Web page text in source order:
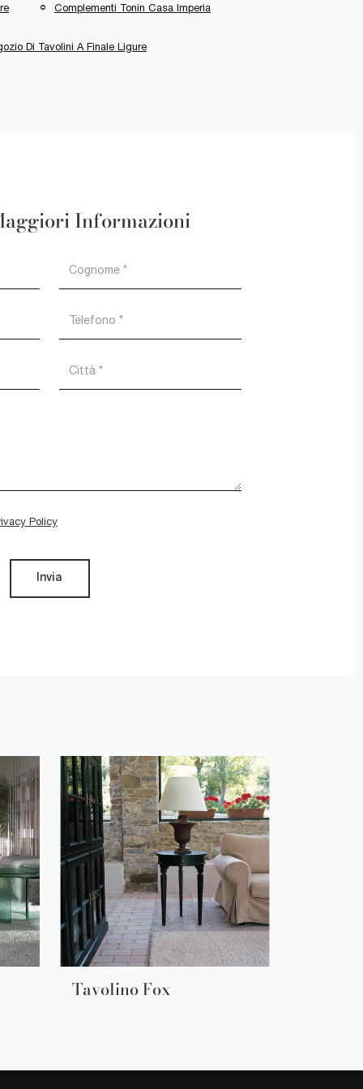
Complementi Tonin Casa Imperia
Di Tavolini A Finale Ligure
Informazioni
Policy
Invia
Tavolino Fox